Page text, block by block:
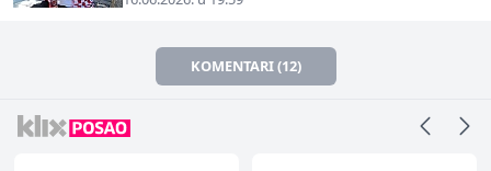
KOMENTARI (12)